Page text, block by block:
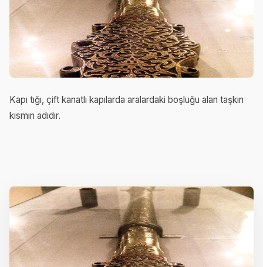
Kapı tığı, çift kanatlı kapılarda aralardaki boşluğu alan taşkın
kısmın adıdır.